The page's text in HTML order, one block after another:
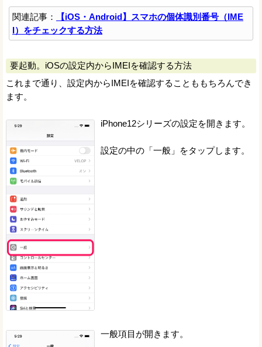
関連記事：
【iOS・Android】スマホの個体識別番号（IME
I）をチェックする方法
要起動。iOSの設定内からIMEIを確認する方法
これまで通り、設定内からIMEIを確認することももちろんでき
ます。
iPhone12シリーズの設定を開きます。
設定の中の「一般」をタップします。
一般項目が開きます。